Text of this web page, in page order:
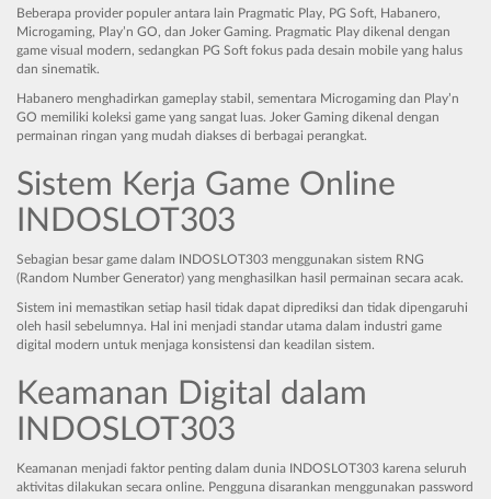
Beberapa provider populer antara lain Pragmatic Play, PG Soft, Habanero,
Microgaming, Play’n GO, dan Joker Gaming. Pragmatic Play dikenal dengan
game visual modern, sedangkan PG Soft fokus pada desain mobile yang halus
dan sinematik.
Habanero menghadirkan gameplay stabil, sementara Microgaming dan Play’n
GO memiliki koleksi game yang sangat luas. Joker Gaming dikenal dengan
permainan ringan yang mudah diakses di berbagai perangkat.
Sistem Kerja Game Online
INDOSLOT303
Sebagian besar game dalam INDOSLOT303 menggunakan sistem RNG
(Random Number Generator) yang menghasilkan hasil permainan secara acak.
Sistem ini memastikan setiap hasil tidak dapat diprediksi dan tidak dipengaruhi
oleh hasil sebelumnya. Hal ini menjadi standar utama dalam industri game
digital modern untuk menjaga konsistensi dan keadilan sistem.
Keamanan Digital dalam
INDOSLOT303
Keamanan menjadi faktor penting dalam dunia INDOSLOT303 karena seluruh
aktivitas dilakukan secara online. Pengguna disarankan menggunakan password